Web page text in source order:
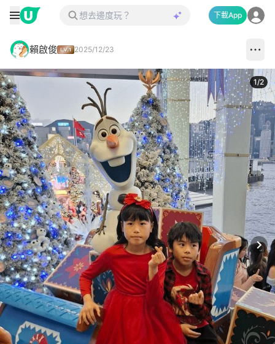
下載App
賴啟俊 2025/12/23
1/2